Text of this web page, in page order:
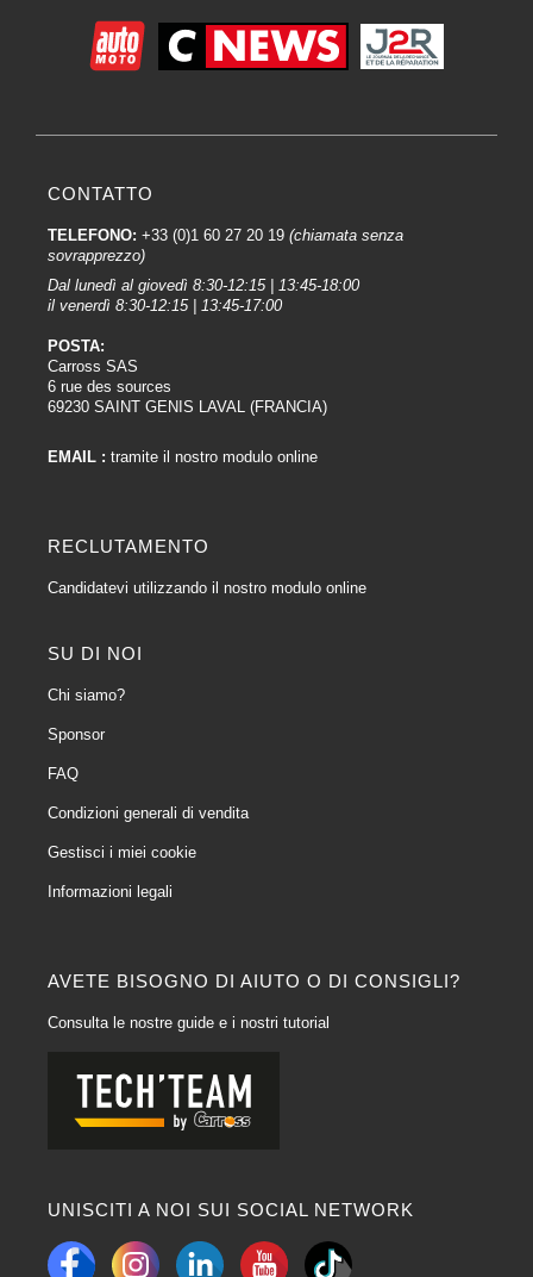
AVETE BISOGNO DI AIUTO O DI CONSIGLI?
Consulta le nostre guide e i nostri tutorial
UNISCITI A NOI SUI SOCIAL NETWORK
CONTATTO
TELEFONO: +33 (0)1 60 27 20 19 (chiamata senza
sovrapprezzo)
Dal lunedì al giovedì 8:30-12:15 | 13:45-18:00
il venerdì 8:30-12:15 | 13:45-17:00
POSTA:
Carross SAS
6 rue des sources
69230 SAINT GENIS LAVAL (FRANCIA)
EMAIL : tramite il nostro modulo online
RECLUTAMENTO
Candidatevi utilizzando il nostro modulo online
SU DI NOI
Chi siamo?
Sponsor
FAQ
Condizioni generali di vendita
Gestisci i miei cookie
Informazioni legali